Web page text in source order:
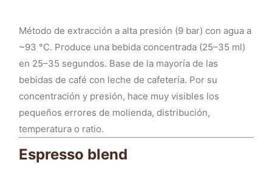
Método de extracción a alta presión (9 bar) con agua a
~93 °C. Produce una bebida concentrada (25–35 ml)
en 25–35 segundos. Base de la mayoría de las
bebidas de café con leche de cafetería. Por su
concentración y presión, hace muy visibles los
pequeños errores de molienda, distribución,
temperatura o ratio.
Espresso blend